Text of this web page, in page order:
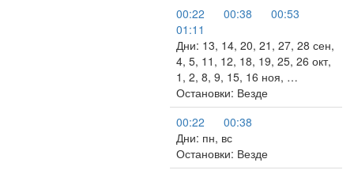
00:22
00:38
00:53
01:11
Дни: 13, 14, 20, 21, 27, 28 сен,
4, 5, 11, 12, 18, 19, 25, 26 окт,
1, 2, 8, 9, 15, 16 ноя, …
Остановки: Везде
00:22
00:38
Дни: пн, вс
Остановки: Везде